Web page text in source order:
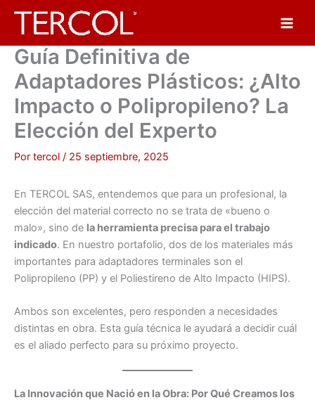
Guía Definitiva de
Adaptadores Plásticos: ¿Alto
Impacto o Polipropileno? La
Elección del Experto
Por tercol / 25 septiembre, 2025
En TERCOL SAS, entendemos que para un profesional, la
elección del material correcto no se trata de «bueno o
malo», sino de la herramienta precisa para el trabajo
indicado. En nuestro portafolio, dos de los materiales más
importantes para adaptadores terminales son el
Polipropileno (PP) y el Poliestireno de Alto Impacto (HIPS).
Ambos son excelentes, pero responden a necesidades
distintas en obra. Esta guía técnica le ayudará a decidir cuál
es el aliado perfecto para su próximo proyecto.
La Innovación que Nació en la Obra: Por Qué Creamos los